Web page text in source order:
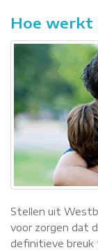
Hoe werkt
Stellen uit
voor zorgen dat
definitieve breuk